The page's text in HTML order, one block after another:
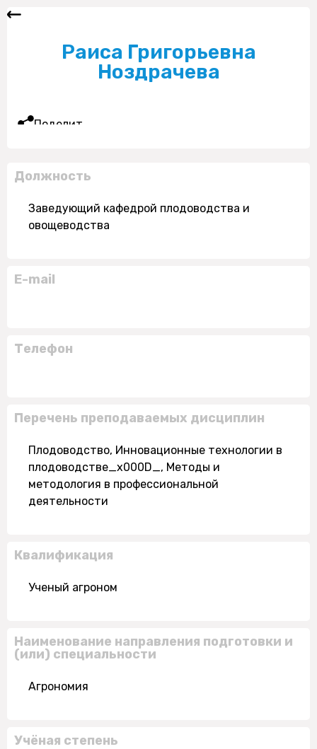
Раиса Григорьевна
Ноздрачева
Поделиться
Должность
Заведующий кафедрой плодоводства и
овощеводства
E-mail
Телефон
Перечень преподаваемых дисциплин
Плодоводство, Инновационные технологии в
плодоводстве_x000D_, Методы и
методология в профессиональной
деятельности
Квалификация
Ученый агроном
Наименование направления подготовки и
(или) специальности
Агрономия
Учёная степень